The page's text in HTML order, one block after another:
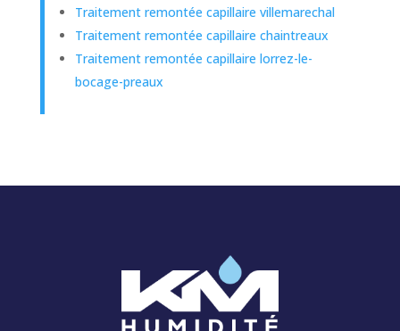
Traitement remontée capillaire villemarechal
Traitement remontée capillaire chaintreaux
Traitement remontée capillaire lorrez-le-
bocage-preaux